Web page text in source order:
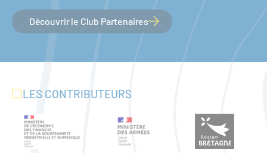
Découvrir le Club Partenaires
LES CONTRIBUTEURS